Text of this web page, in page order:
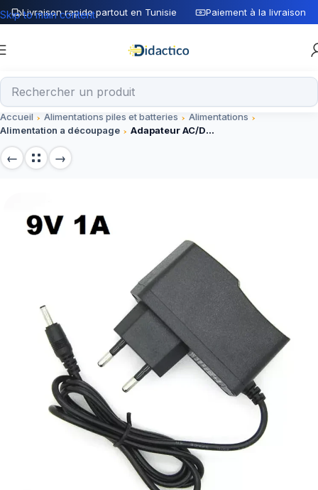
Livraison rapide partout en Tunisie Paiement à la livraison
Skip to main content
Accueil Alimentations piles et batteries
Alimentations
Alimentation a découpage
Adapateur AC/DC 9V 1A pour Arduino uno / Mega 2560